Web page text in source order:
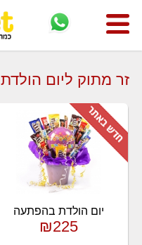
זר מתוק ליום הולדת
יום הולדת בהפתעה
₪225